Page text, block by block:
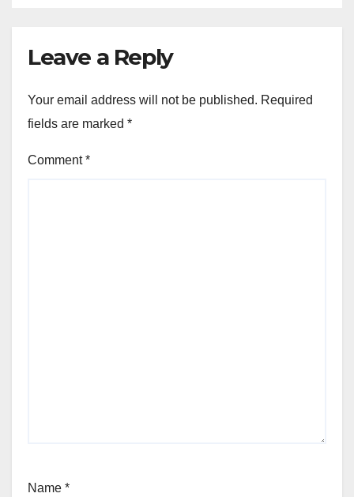
Leave a Reply
Your email address will not be published. Required
fields are marked *
Comment*
Name *